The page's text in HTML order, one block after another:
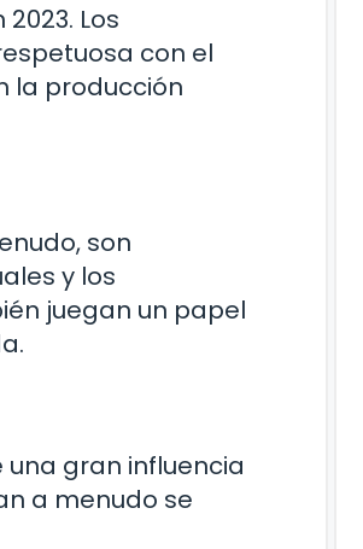
Los
con el
la producción
son
y los
juegan un papel
una gran influencia
a menudo se